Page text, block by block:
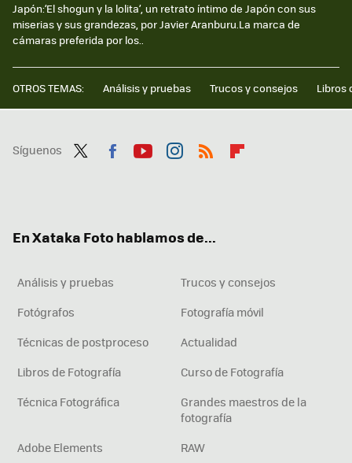
Japón:‘El shogun y la lolita’, un retrato íntimo de Japón con sus
miserias y sus grandezas, por Javier Aranburu.La marca de
cámaras preferida por los..
OTROS TEMAS: Análisis y pruebas Trucos y consejos Libros
Síguenos
En Xataka Foto hablamos de...
Análisis y pruebas
Trucos y consejos
Fotógrafos
Fotografía móvil
Técnicas de postproceso
Actualidad
Libros de Fotografía
Curso de Fotografía
Técnica Fotográfica
Grandes maestros de la
fotografía
Adobe Elements
RAW